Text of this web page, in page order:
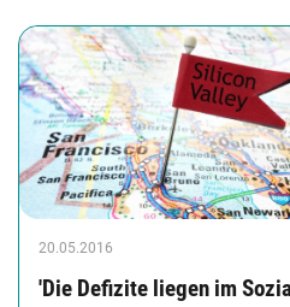
20.05.2016
'Die Defizite liegen im